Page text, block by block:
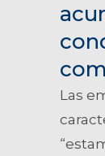
Las